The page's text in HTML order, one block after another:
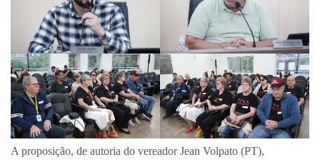
A proposição, de autoria do vereador Jean Volpato (PT),